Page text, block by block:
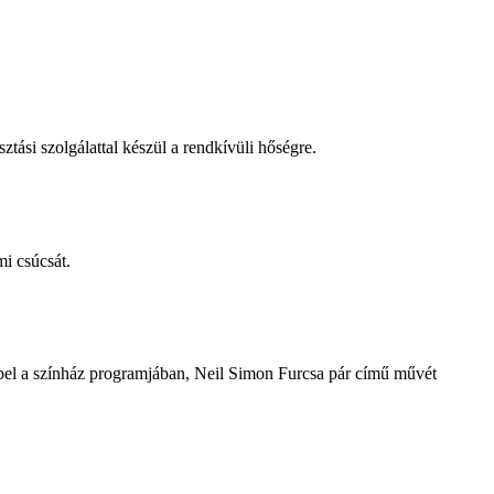
szolgálattal készül a rendkívüli hőségre.
csúcsát.
a színház programjában, Neil Simon Furcsa pár című művét